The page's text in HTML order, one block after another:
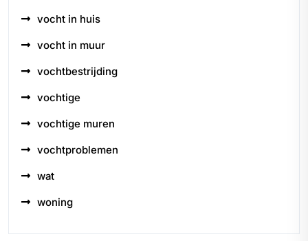
vocht in huis
vocht in muur
vochtbestrijding
vochtige
vochtige muren
vochtproblemen
wat
woning